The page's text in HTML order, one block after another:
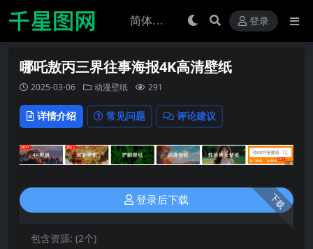
登录
哪吒敖丙三界往事海报4K高清壁纸
2025-03-06 动漫壁纸 291
详情介绍 常见问题 评论建议
下载
登录后下载
包含资源: (2个)